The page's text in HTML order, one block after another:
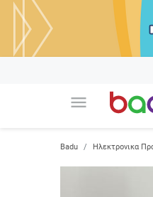
menu
Badu Ηλεκτρονικα